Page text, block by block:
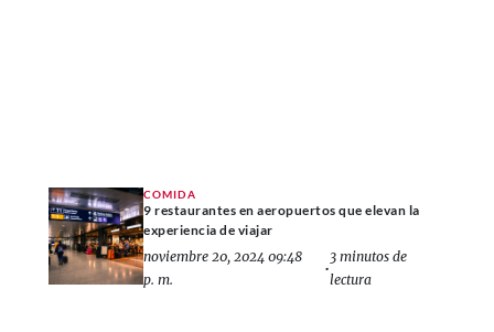
COMIDA
9 restaurantes en aeropuertos que elevan la
experiencia de viajar
noviembre 20, 2024 09:48
p. m.
•
3 minutos de
lectura